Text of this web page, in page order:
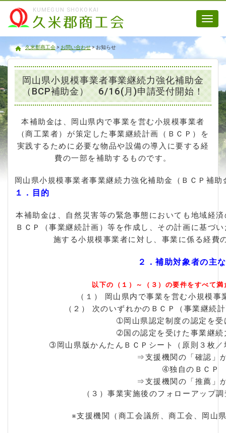
KUMEGUN SHOKOKAI
久米郡商工会
久米郡商工会> お問い合わせ>お知らせ
岡山県小規模事業者事業継続力強化補助金
（BCP補助金） 6/16(月)申請受付開始！
本補助金は、岡山県内で事業を営む小規模事業者
（商工業者）が策定した事業継続計画（ＢＣＰ）を
実践するために必要な物品や設備の導入に要する経
費の一部を補助するものです。
岡山県小規模事業者事業継続力強化補助金（ＢＣＰ補
１．目的
本補助金は、自然災害等の緊急事態においても地域経
ＢＣＰ（事業継続計画）等を作成し、その計画に基づ
施する小規模事業者に対し、事業に係る経費
２．補助対象者の主
以下の（１）～（３）の要件をすべて
（１） 岡山県内で事業を営む小規模
（２） 次のいずれかのＢＣＰ（事業継続
➀岡山県認定制度の認定を受
➁国の認定を受けた事業継続
➂岡山県版かんたんＢＣＰシート（原則３枚
⇒支援機関の「確認」
➃独自のＢＣＰ
⇒支援機関の「推薦」
（３）事業実施後のフォローアップ
※支援機関（商工会議所、商工会、岡山